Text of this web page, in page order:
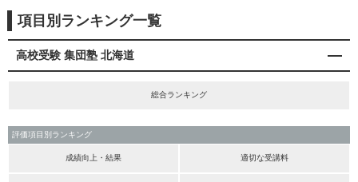
項目別ランキング一覧
高校受験 集団塾 北海道
総合ランキング
評価項目別ランキング
成績向上・結果 適切な受講料